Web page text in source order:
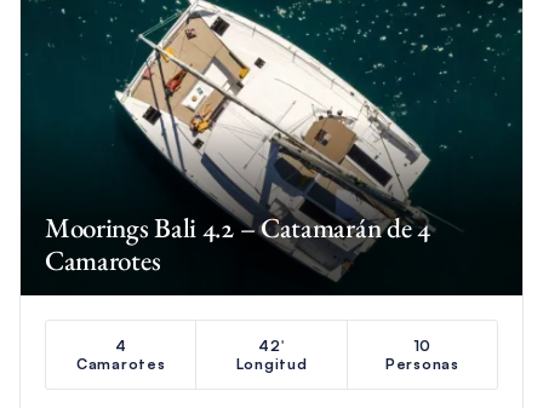
Moorings Bali 4.2 – Catamarán de 4
Camarotes
4
Camarotes
42′
Longitud
10
Personas